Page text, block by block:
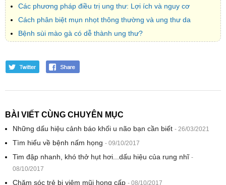
Các phương pháp điều trị ung thư: Lợi ích và nguy cơ
Cách phân biệt mụn nhọt thông thường và ung thư da
Bệnh sùi mào gà có dễ thành ung thư?
BÀI VIẾT CÙNG CHUYÊN MỤC
Những dấu hiệu cảnh báo khối u não bạn cần biết - 26/03/2021
Tìm hiểu về bệnh nấm họng - 09/10/2017
Tim đập nhanh, khó thở hụt hơi...dấu hiệu của rung nhĩ -
08/10/2017
Chăm sóc trẻ bị viêm mũi họng cấp - 08/10/2017